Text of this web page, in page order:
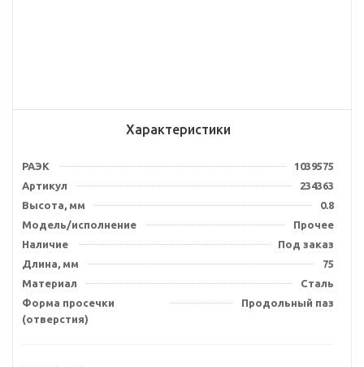
Характеристики
РАЭК
1039575
Артикул
234363
Высота, мм
0.8
Модель/исполнение
Прочее
Наличие
Под заказ
Длина, мм
75
Материал
Сталь
Форма просечки
(отверстия)
Продольный паз